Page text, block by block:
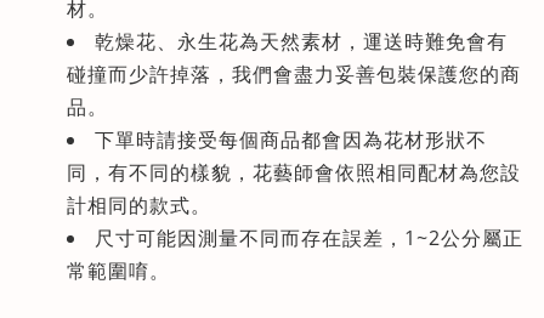
材。
乾燥花、永生花為天然素材，運送時難免會有
碰撞而少許掉落，我們會盡力妥善包裝保護您的商
品。
下單時請接受每個商品都會因為花材形狀不
同，有不同的樣貌，花藝師會依照相同配材為您設
計相同的款式。
尺寸可能因測量不同而存在誤差，1~2公分屬正
常範圍唷。